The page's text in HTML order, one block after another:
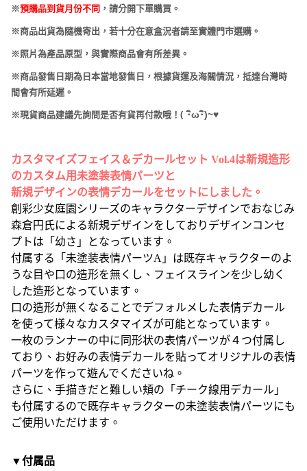
※預購品到貨月份不同 ，請分開下單購買。
※商品出貨為隨機寄出，若十分在意盒況者請至實體門市選購。
※照片為產品原型，與實際商品會有所差異。
※商品發售日期為日本當地發售日，根據貨運及海關情況，抵達台灣時
間會有所延遲。
※現貨商品建議先詢問是否有貨再付款哦！ (･ω･)~♥
カスタマイズフェイス＆デカールセット Vol.4は新規造形
のカスタム用未塗装表情パーツと
新規デザインの表情デカールをセットにしました。
創彩少女庭園シリーズのキャラクターデザインでおなじみ
森倉円氏による新規デザインをしておりデザインコンセ
プトは「幼さ」となっています。
付属する「未塗装表情パーツA」は既存キャラクターのよ
うな目や口の造形を無くし、フェイスラインを少し幼く
した造形となっています。
口の造形が無くなることでデフォルメした表情デカール
を使って様々なカスタマイズが可能となっています。
一枚のランナーの中に同形状の表情パーツが４つ付属し
ており、お好みの表情デカールを貼ってオリジナルの表情
パーツを作って遊んでくださいね。
さらに、手描きだと難しい頬の「チーク線用デカール」
も付属するので既存キャラクターの未塗装表情パーツにも
ご使用いただけます。
▼付属品